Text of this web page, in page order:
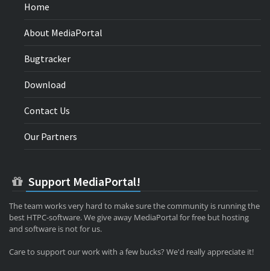
Home
About MediaPortal
Bugtracker
Download
Contact Us
Our Partners
Support MediaPortal!
The team works very hard to make sure the community is running the
best HTPC-software. We give away MediaPortal for free but hosting
and software is not for us.
Care to support our work with a few bucks? We'd really appreciate it!